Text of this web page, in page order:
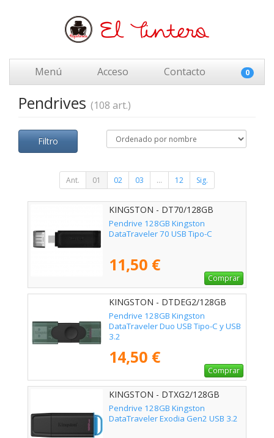
Menú Acceso Contacto 0
Pendrives (108 art.)
Filtro
Ant. 01 02 03 ... 12 Sig.
KINGSTON - DT70/128GB
Pendrive 128GB Kingston
DataTraveler 70 USB Tipo-C
11,50 €
Comprar
KINGSTON - DTDEG2/128GB
Pendrive 128GB Kingston
DataTraveler Duo USB Tipo-C y USB
3.2
14,50 €
Comprar
KINGSTON - DTXG2/128GB
Pendrive 128GB Kingston
DataTraveler Exodia Gen2 USB 3.2